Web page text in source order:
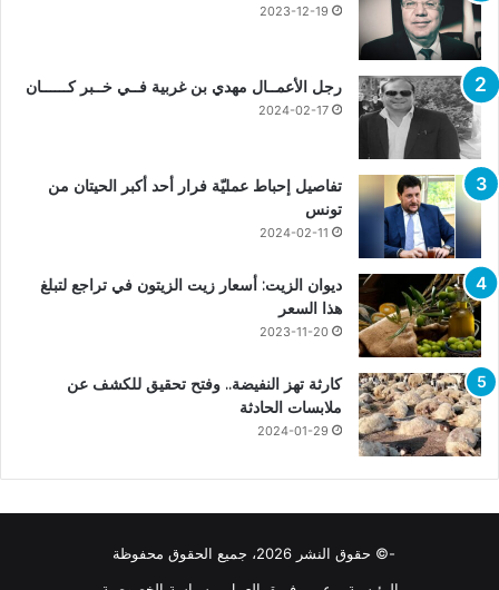
2023-12-19
رجل الأعمــال مهدي بن غربية فــي خــبر كــــــان
2024-02-17
تفاصيل إحباط عمليّة فرار أحد أكبر الحيتان من
تونس
2024-02-11
ديوان الزيت: أسعار زيت الزيتون في تراجع لتبلغ
هذا السعر
2023-11-20
كارثة تهز النفيضة.. وفتح تحقيق للكشف عن
ملابسات الحادثة
2024-01-29
-© حقوق النشر 2026، جميع الحقوق محفوظة